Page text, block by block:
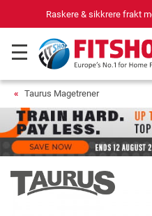
Din ekspert for
Taurus Magetrener